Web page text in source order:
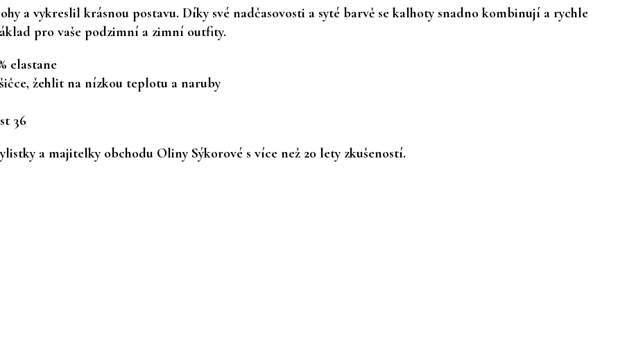
a vykreslil krásnou postavu. Díky své nadčasovosti a syté barvě se kalhoty snadno kombinují a rychle
pro vaše podzimní a zimní outfity.
elastane
žehlit na nízkou teplotu a naruby
36
a majitelky obchodu Oliny Sýkorové s více než 20 lety zkušeností.